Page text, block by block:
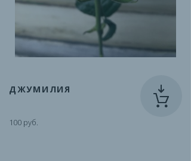
ДЖУМИЛИЯ
100 руб.